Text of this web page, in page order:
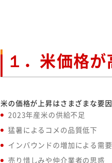
１．米価格
米の価格が上昇はさまざまな要
2023年産米の供給不足
猛暑によるコメの品質低下
インバウンドの増加による需
売り惜しみや仲介業者の思惑